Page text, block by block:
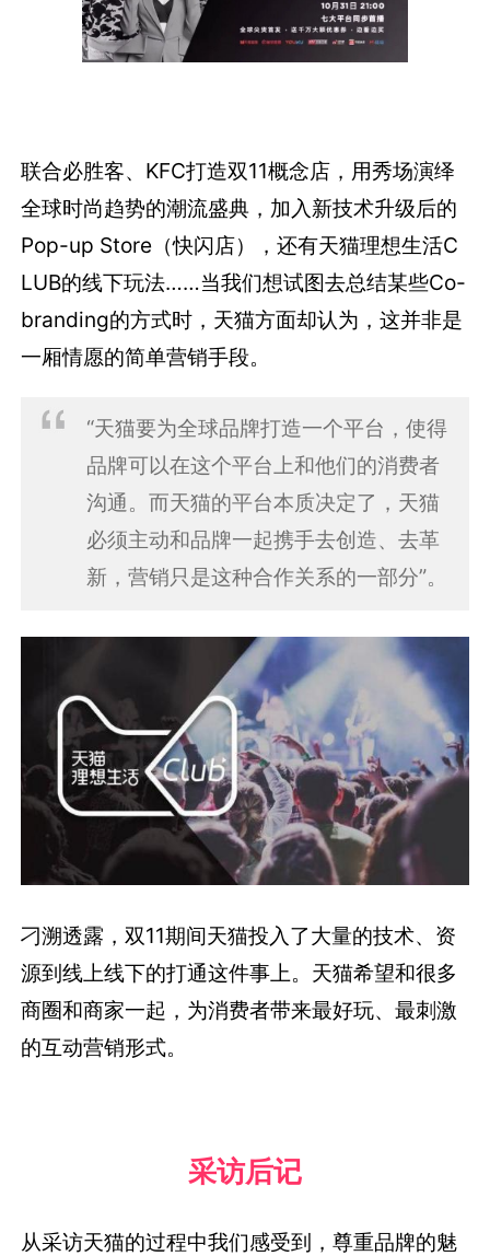
联合必胜客、KFC打造双11概念店，用秀场演绎
全球时尚趋势的潮流盛典，加入新技术升级后的
Pop-up Store（快闪店），还有天猫理想生活C
LUB的线下玩法……当我们想试图去总结某些Co-
branding的方式时，天猫方面却认为，这并非是
一厢情愿的简单营销手段。
“天猫要为全球品牌打造一个平台，使得
品牌可以在这个平台上和他们的消费者
沟通。而天猫的平台本质决定了，天猫
必须主动和品牌一起携手去创造、去革
新，营销只是这种合作关系的一部分”。
刁溯透露，双11期间天猫投入了大量的技术、资
源到线上线下的打通这件事上。天猫希望和很多
商圈和商家一起，为消费者带来最好玩、最刺激
的互动营销形式。
采访后记
从采访天猫的过程中我们感受到，尊重品牌的魅